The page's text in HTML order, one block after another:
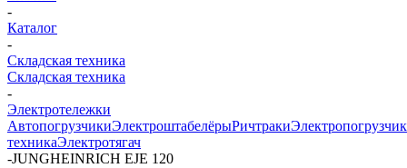
-
Каталог
-
Складская техника
Складская техника
-
Электротележки
АвтопогрузчикиЭлектроштабелёрыРичтраки
техникаЭлектротягач
-JUNGHEINRICH EJE 120